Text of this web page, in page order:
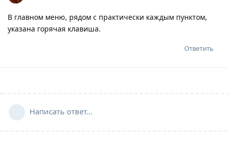
В главном меню, рядом с практически каждым пунктом,
указана горячая клавиша.
Ответить
Написать ответ...